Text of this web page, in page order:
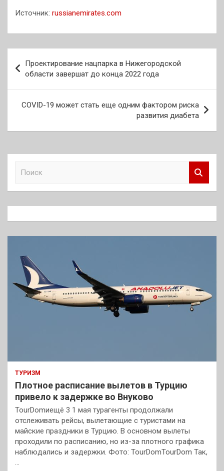
Источник: russianemirates.com
по
записям
Проектирование нацпарка в Нижегородской
области завершат до конца 2022 года
COVID-19 может стать еще одним фактором риска
развития диабета
к
ТУРИЗМ
Плотное расписание вылетов в Турцию
привело к задержке во Внуково
TourDomиещё 3 1 мая турагенты продолжали
отслеживать рейсы, вылетающие с туристами на
майские праздники в Турцию. В основном вылеты
проходили по расписанию, но из-за плотного графика
наблюдались и задержки. Фото: TourDomTourDom Так,
…